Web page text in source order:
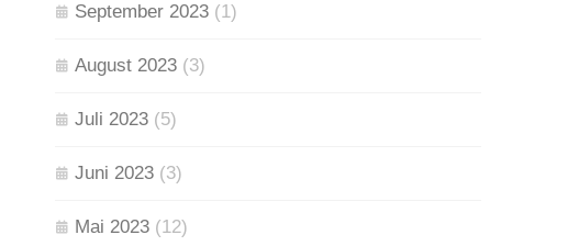
September 2023 (1)
August 2023 (3)
Juli 2023 (5)
Juni 2023 (3)
Mai 2023 (12)